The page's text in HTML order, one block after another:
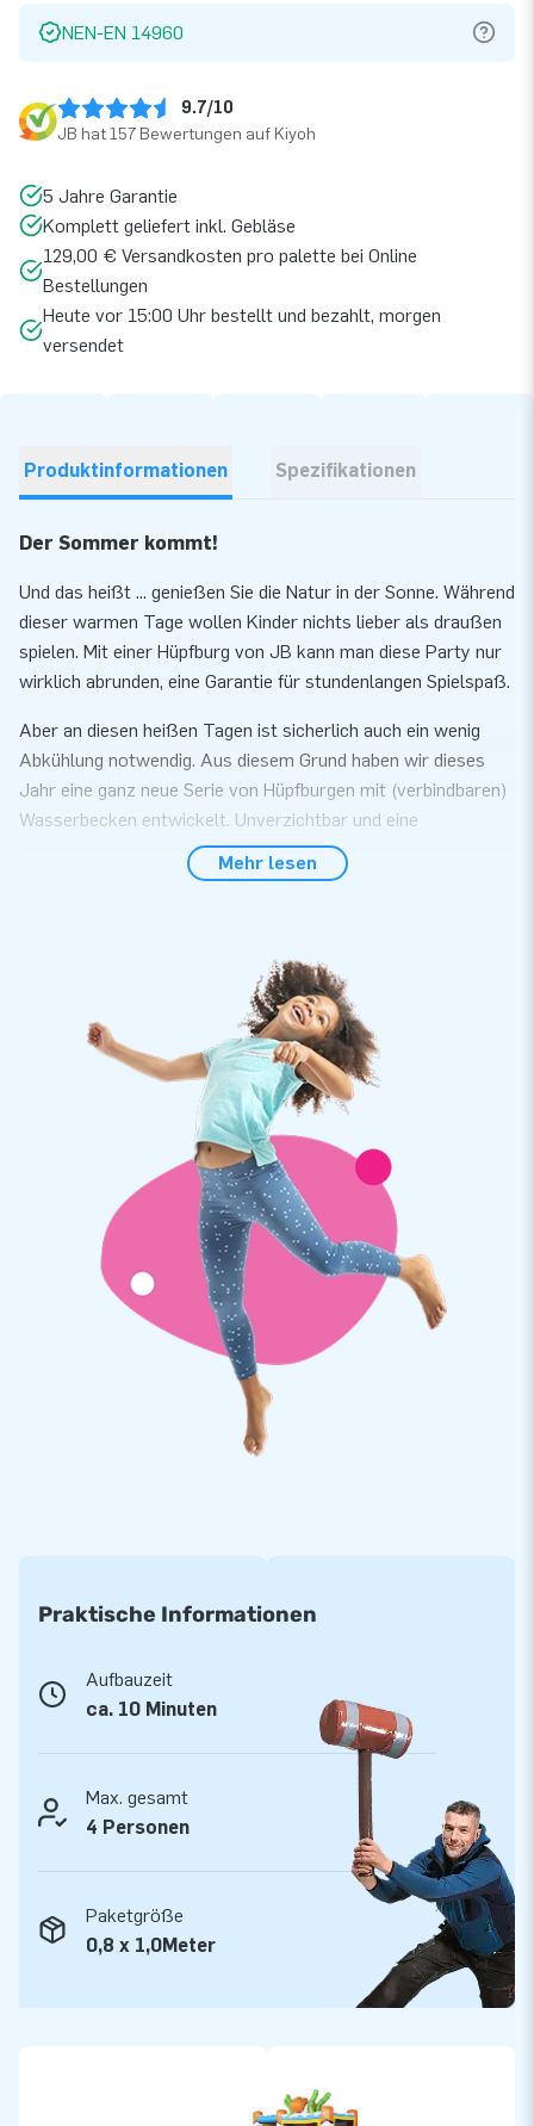
NEN-EN 14960
9.7/10
JB hat 157 Bewertungen auf Kiyoh
5 Jahre Garantie
Komplett geliefert inkl. Gebläse
129,00 € Versandkosten pro palette bei Online
Bestellungen
Heute vor 15:00 Uhr bestellt und bezahlt, morgen
versendet
Produktinformationen Spezifikationen
Der Sommer kommt!
Und das heißt ... genießen Sie die Natur in der Sonne. Während
dieser warmen Tage wollen Kinder nichts lieber als draußen
spielen. Mit einer Hüpfburg von JB kann man diese Party nur
wirklich abrunden, eine Garantie für stundenlangen Spielspaß.
Aber an diesen heißen Tagen ist sicherlich auch ein wenig
Abkühlung notwendig. Aus diesem Grund haben wir dieses
Jahr eine ganz neue Serie von Hüpfburgen mit (verbindbaren)
Wasserbecken entwickelt. Unverzichtbar und eine
Erweiterung Ihres Sortiments! Alle unsere Hüpfburgen
werden mit einem Zertifikat für die Verwendung mit Wasser
Somit ist es okay wenn Sie einen Tag lang regnen, Sie können
nämlich die Hüpfburg auch Indoor platzieren und mit einem
Bällebad verwenden.
Maß ohne Bad: 2,3 m × 3,6 m × 3,2 m
Die Multi Splash Hüpfburg verfügt über eine aufblasbares
Wasserbecken . Ein luftdichtes Bad kann separat gegen
einen Aufpreis von 200 € zzgl. MwSt. erworben werden.
Mehr lesen
Praktische Informationen
Aufbauzeit
ca. 10 Minuten
Max. gesamt
4 Personen
Paketgröße
0,8 x 1,0Meter